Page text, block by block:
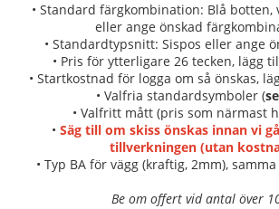
• Standard färgkombination: Blå botten,
eller ange önskad
• Standardtypsnitt: Sispos eller ange
• Pris för ytterligare 26 tecken, lägg
• Startkostnad för logga om så önskas,
• Valfria standardsymboler (
• Valfritt mått (pris som närmast
• Säg till om skiss önskas innan vi
tillverkningen (utan
• Typ BA för vägg (kraftig, 2mm),
Be om offert vid antal över